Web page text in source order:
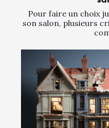
Pour faire un choix
son salon, plusieurs